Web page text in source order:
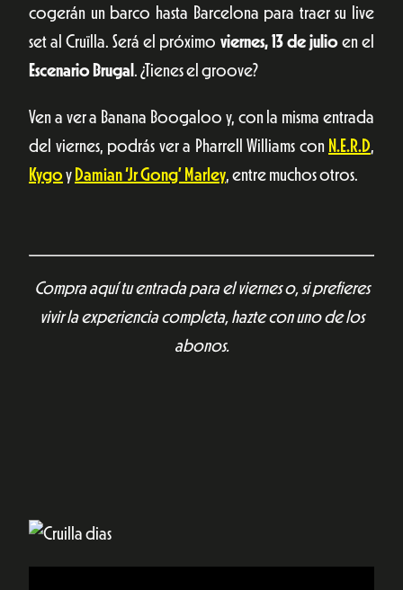
cogerán un barco hasta Barcelona para traer su live
set al Cruïlla. Será el próximo viernes, 13 de julioen el
Escenario Brugal . ¿Tienes el groove?
Ven a ver a Banana Boogaloo y, con la misma entrada
del viernes, podrás ver a Pharrell Williams con N.E.R.D,
Kygo y Damian ‘Jr Gong’ Marley, entre muchos otros.
Compra aquí tu entrada para el viernes o, si prefieres
vivir la experiencia completa, hazte con uno de los
abonos.